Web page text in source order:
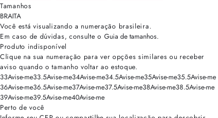
Tamanhos
BRAITA
Você está visualizando a numeração brasileira.
Em caso de dúvidas, consulte o Guia de tamanhos.
Produto indisponível
Clique na sua numeração para ver opções similares ou receber
aviso quando o tamanho voltar ao estoque.
33Avise-me33.5Avise-me34Avise-me34.5Avise-me35Avise-me35.5Avise-me
36Avise-me36.5Avise-me37Avise-me37.5Avise-me38Avise-me38.5Avise-me
39Avise-me39.5Avise-me40Avise-me
Perto de você